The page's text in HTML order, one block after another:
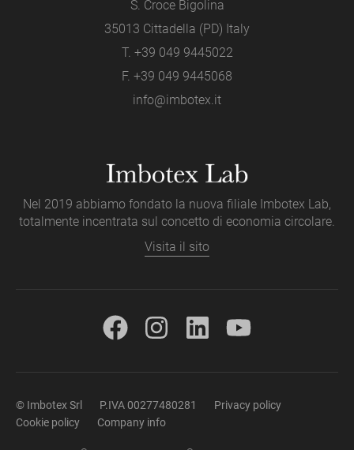
S. Croce Bigolina
35013 Cittadella (PD) Italy
T. +39 049 9445022
F. +39 049 9445068
info@imbotex.it
Nel 2019 abbiamo fondato la nuova filiale Imbotex Lab,
totalmente incentrata sul concetto di economia circolare.
Visita il sito
© Imbotex Srl P.IVA 00277480281
Privacy policy
Cookie policy
Company info